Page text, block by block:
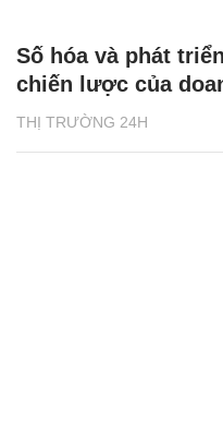
THỊ TRƯỜNG 24H
Số hóa và phát
chiến lược của